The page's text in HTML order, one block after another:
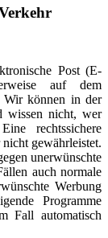
Post (E-
auf dem
Wir können in der
wissen nicht, wer
rechtssichere
gewährleistet.
unerwünschte
auch normale
Werbung
Programme
Fall automatisch